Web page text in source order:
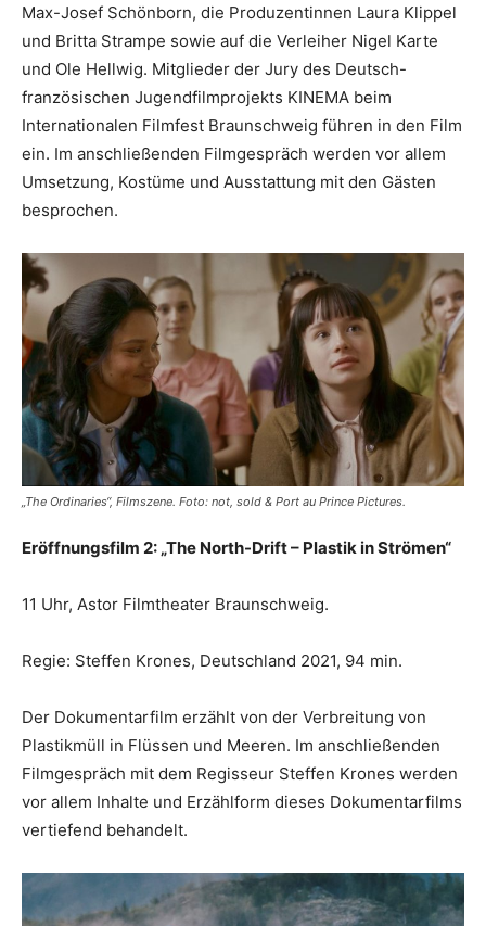
Max-Josef Schönborn, die Produzentinnen Laura Klippel
und Britta Strampe sowie auf die Verleiher Nigel Karte
und Ole Hellwig. Mitglieder der Jury des Deutsch-
französischen Jugendfilmprojekts KINEMA beim
Internationalen Filmfest Braunschweig führen in den Film
ein. Im anschließenden Filmgespräch werden vor allem
Umsetzung, Kostüme und Ausstattung mit den Gästen
besprochen.
„The Ordinaries“, Filmszene. Foto: not, sold & Port au Prince Pictures.
Eröffnungsfilm 2: „The North-Drift – Plastik in Strömen“
11 Uhr, Astor Filmtheater Braunschweig.
Regie: Steffen Krones, Deutschland 2021, 94 min.
Der Dokumentarfilm erzählt von der Verbreitung von
Plastikmüll in Flüssen und Meeren. Im anschließenden
Filmgespräch mit dem Regisseur Steffen Krones werden
vor allem Inhalte und Erzählform dieses Dokumentarfilms
vertiefend behandelt.